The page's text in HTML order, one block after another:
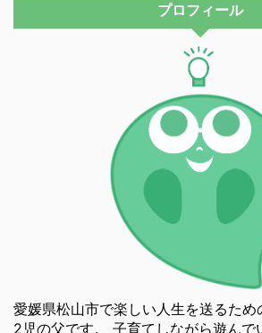
プロフィール
愛媛県松山市で楽しい人生を送るため
2児の父です。 子育てしながら遊んで